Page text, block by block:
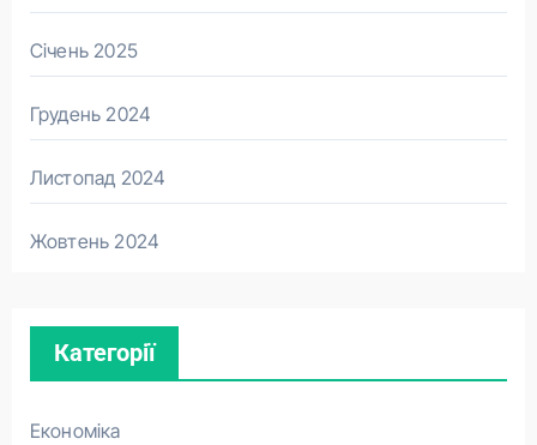
Січень 2025
Грудень 2024
Листопад 2024
Жовтень 2024
Категорії
Економіка